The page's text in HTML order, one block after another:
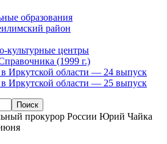
образования
район
культурные центры
(1999 г.)
в Иркутской области — 24 выпуск
в Иркутской области — 25 выпуск
прокурор России Юрий Чайка